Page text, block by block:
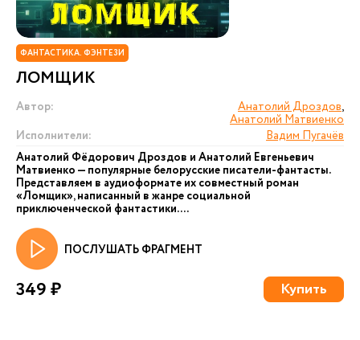
ФАНТАСТИКА. ФЭНТЕЗИ
ЛОМЩИК
Автор: Анатолий Дроздов,
Анатолий Матвиенко
Исполнители:
Вадим Пугачёв
Анатолий Фёдорович Дроздов и Анатолий Евгеньевич
Матвиенко — популярные белорусские писатели-фантасты.
Представляем в аудиоформате их совместный роман
«Ломщик», написанный в жанре социальной
приключенческой фантастики....
ПОСЛУШАТЬ ФРАГМЕНТ
349 ₽ Купить